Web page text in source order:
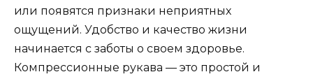
или появятся признаки неприятных
ощущений. Удобство и качество жизни
начинается с заботы о своем здоровье.
Компрессионные рукава — это простой и